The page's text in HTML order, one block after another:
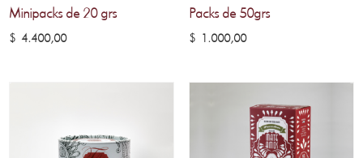
Minipacks de 20 grs
$ 4.400,00
Packs de 50grs
$1.000,00